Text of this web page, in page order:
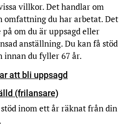
villkor. Det handlar om
omfattning du har arbetat. Det
om du är uppsagd eller
anställning. Du kan få stöd
innan du fyller 67 år.
att bli uppsagd
(frilansare)
inom ett år räknat från din